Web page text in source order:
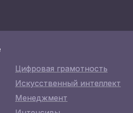
Менеджмент
Менеджмент
Искусственный интеллект
Искусственный интеллект
Цифровая грамотность
Цифровая грамотность